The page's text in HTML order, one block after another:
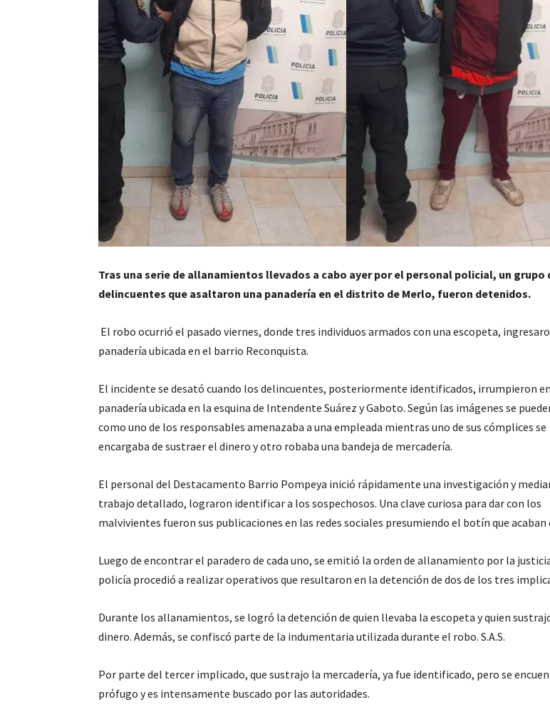
Tras una serie de allanamientos llevados a cabo ayer por el personal policial, un grupo
delincuentes que asaltaron una panadería en el distrito de Merlo, fueron detenidos.
El robo ocurrió el pasado viernes, donde tres individuos armados con una escopeta,
panadería ubicada en el barrio Reconquista.
El incidente se desató cuando los delincuentes, posteriormente identificados, irrumpieron
panadería ubicada en la esquina de Intendente Suárez y Gaboto. Según las imágenes se
como uno de los responsables amenazaba a una empleada mientras uno de sus cómplices se
encargaba de sustraer el dinero y otro robaba una bandeja de mercadería.
El personal del Destacamento Barrio Pompeya inició rápidamente una investigación y
trabajo detallado, lograron identificar a los sospechosos. Una clave curiosa para dar con los
malvivientes fueron sus publicaciones en las redes sociales presumiendo el botín que acaban
Luego de encontrar el paradero de cada uno, se emitió la orden de allanamiento por la
policía procedió a realizar operativos que resultaron en la detención de dos de los tres
Durante los allanamientos, se logró la detención de quien llevaba la escopeta y quien
dinero. Además, se confiscó parte de la indumentaria utilizada durante el robo. S.A.S.
Por parte del tercer implicado, que sustrajo la mercadería, ya fue identificado, pero se
prófugo y es intensamente buscado por las autoridades.